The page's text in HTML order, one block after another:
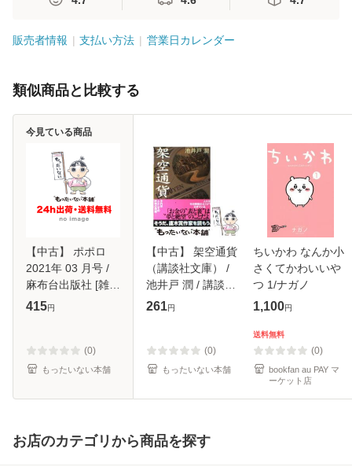
販売者情報 支払い方法 営業日カレンダー
類似商品と比較する
【中古】 ポポロ
2021年 03 月号 /
麻布台出版社 [雑
誌]【メール便送料
415円
(0)
もったいない本舗
今見ている商品
【中古】 架空通貨
（講談社文庫） /
池井戸 潤 / 講談社
[文庫]【メール便送
261円
(0)
もったいない本舗
ちいかわ なんか小
さくてかわいいや
つ 1/ナガノ
1,100円
送料無料
(0)
bookfan au PAY マ
ーケット店
お店のカテゴリから商品を探す